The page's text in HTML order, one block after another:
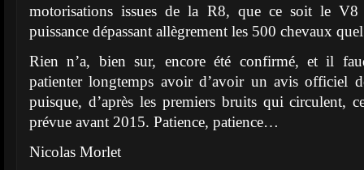
motorisations issues de la R8, que ce soit le
puissance dépassant allègrement les 500 chevaux
Rien n’a, bien sur, encore été confirmé, et il
patienter longtemps avoir d’avoir un avis officiel
puisque, d’après les premiers bruits qui circulent,
prévue avant 2015. Patience, patience…
Nicolas Morlet